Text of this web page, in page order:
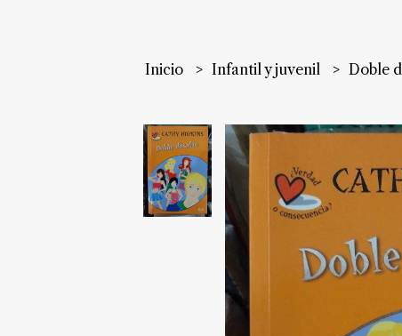
Inicio Infantil y juvenil Doble